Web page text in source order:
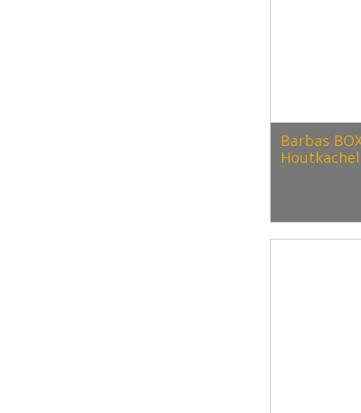
Barbas
Houtkachel